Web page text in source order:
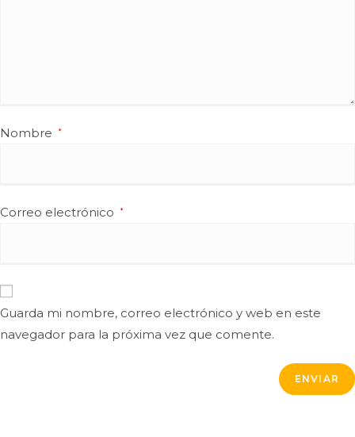
Nombre *
Correo electrónico *
Guarda mi nombre, correo electrónico y web en este
navegador para la próxima vez que comente.